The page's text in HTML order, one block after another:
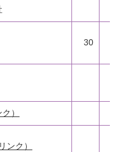
30
）
ンク）